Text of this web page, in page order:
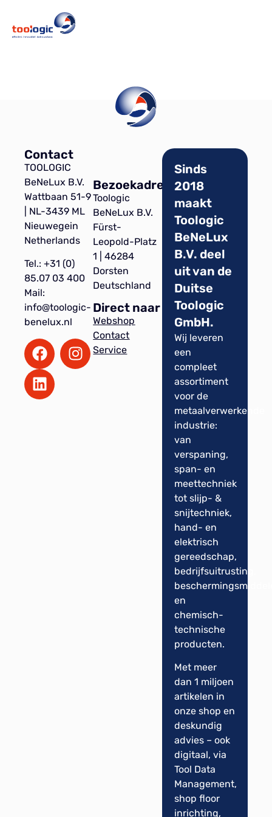
Contact
TOOLOGIC
BeNeLux B.V.
Wattbaan 51-9
| NL-3439 ML
Nieuwegein
Netherlands
Tel.: +31 (0)
85.07 03 400
Mail:
info@toologic-
benelux.nl
Bezoekadres
Toologic
BeNeLux B.V.
Fürst-
Leopold-Platz
1 | 46284
Dorsten
Deutschland
Direct naar
Webshop
Contact
Service
Sinds
2018
maakt
Toologic
BeNeLux
B.V. deel
uit van de
Duitse
Toologic
GmbH.
Wij leveren
een
compleet
assortiment
voor de
metaalverwerkende
industrie:
van
verspaning,
span- en
meettechniek
tot slijp- &
snijtechniek,
hand- en
elektrisch
gereedschap,
bedrijfsuitrusting,
en
chemisch-
technische
producten.
Met meer
dan 1 miljoen
artikelen in
onze shop en
deskundig
advies – ook
digitaal, via
Tool Data
Management,
shop floor
inrichting,